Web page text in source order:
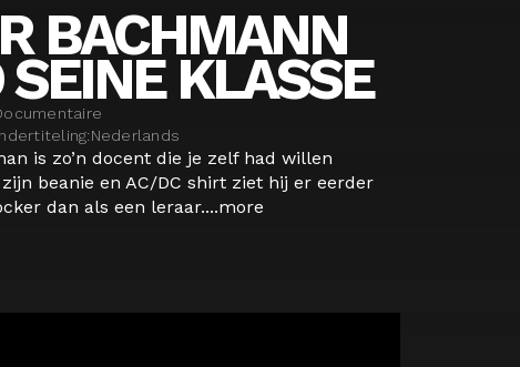
BACHMANN
KLASSE
Nederlands
is zo’n docent die je zelf had willen
beanie en AC/DC shirt ziet hij er eerder
dan als een leraar....more